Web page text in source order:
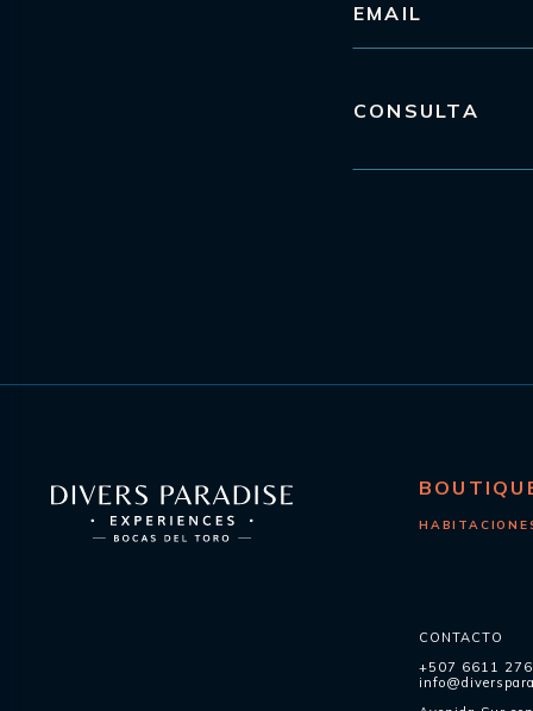
CONTACTO
+507 6611